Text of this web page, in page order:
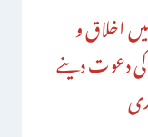
اخلاق و
دعوت دینے